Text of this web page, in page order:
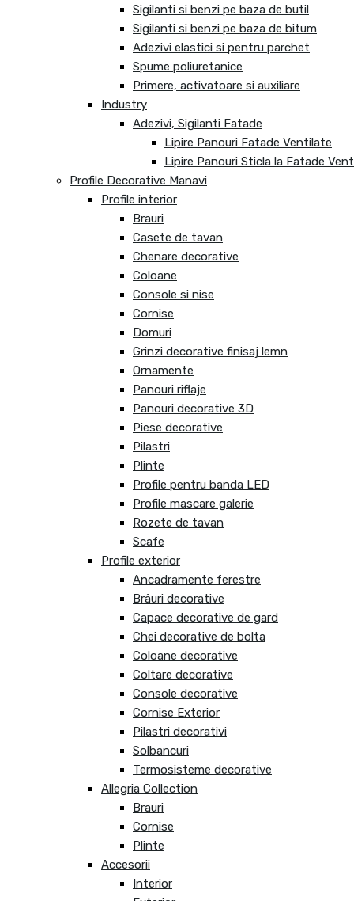
Sigilanti si benzi pe baza de butil
Sigilanti si benzi pe baza de bitum
Adezivi elastici si pentru parchet
Spume poliuretanice
Primere, activatoare si auxiliare
Industry
Adezivi, Sigilanti Fatade
Lipire Panouri Fatade Ventilate
Lipire Panouri Sticla la Fatade
Profile Decorative Manavi
Profile interior
Brauri
Casete de tavan
Chenare decorative
Coloane
Console si nise
Cornise
Domuri
Grinzi decorative finisaj lemn
Ornamente
Panouri riflaje
Panouri decorative 3D
Piese decorative
Pilastri
Plinte
Profile pentru banda LED
Profile mascare galerie
Rozete de tavan
Scafe
Profile exterior
Ancadramente ferestre
Brâuri decorative
Capace decorative de gard
Chei decorative de bolta
Coloane decorative
Coltare decorative
Console decorative
Cornise Exterior
Pilastri decorativi
Solbancuri
Termosisteme decorative
Allegria Collection
Brauri
Cornise
Plinte
Accesorii
Interior